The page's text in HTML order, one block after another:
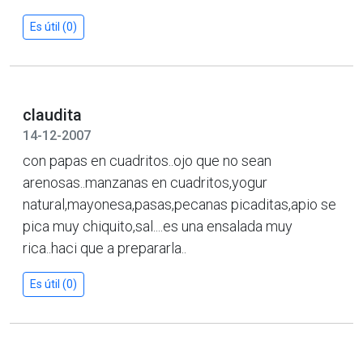
Es útil (0)
claudita
14-12-2007
con papas en cuadritos..ojo que no sean
arenosas..manzanas en cuadritos,yogur
natural,mayonesa,pasas,pecanas picaditas,apio se
pica muy chiquito,sal....es una ensalada muy
rica..haci que a prepararla..
Es útil (0)